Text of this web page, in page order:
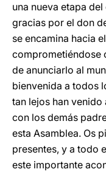
una nueva etapa
gracias por el don
se encamina hacia
comprometiéndose
de anunciarlo al
bienvenida a todos
tan lejos han venido
con los demás
esta Asamblea. Os
presentes, y a todo
este importante